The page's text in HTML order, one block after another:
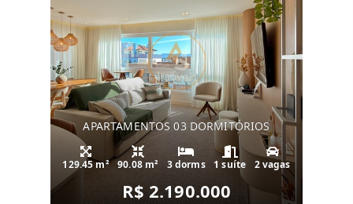
APARTAMENTOS 03 DORMITÓRIOS
129.45 m² 90.08 m² 3 dorms 1 suíte 2 vagas
R$ 2.190.000